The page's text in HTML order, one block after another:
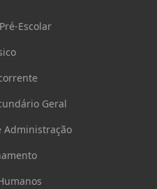
Escolar
Geral
Administração